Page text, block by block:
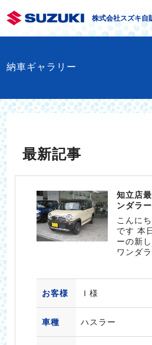
株式会社スズキ自
納車ギャラリー
最新記事
知立店
ンダラ
こんに
です 本
ーの新
ワンダ
お客様 Ｉ様
車種 ハスラー